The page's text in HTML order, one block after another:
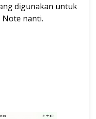
digunakan untuk
Note nanti.